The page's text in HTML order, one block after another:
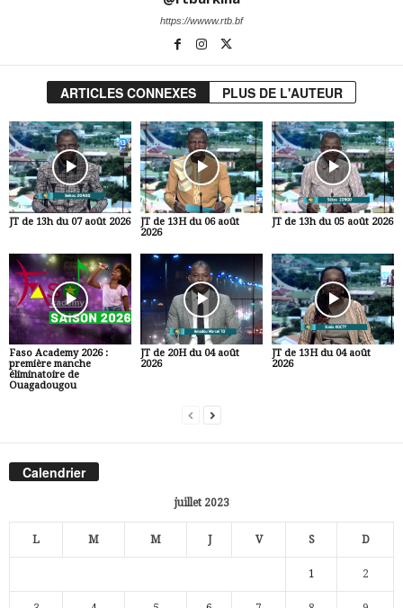
https://wwww.rtb.bf
ARTICLES CONNEXES PLUS DE L'AUTEUR
JT de 13h du 07 août 2026
JT de 13H du 06 août
2026
JT de 13h du 05 août 2026
Faso Academy 2026 :
première manche
éliminatoire de
Ouagadougou
JT de 20H du 04 août
2026
JT de 13H du 04 août
2026
Calendrier
juillet 2023
L M M J V S D
1 2